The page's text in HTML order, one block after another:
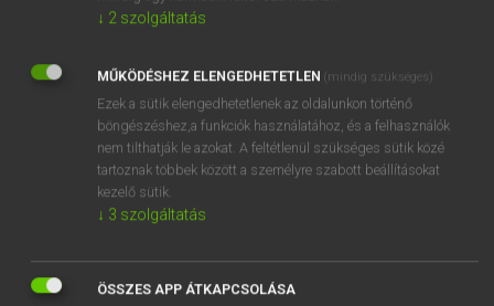
EURÓPAI UNIÓS TERMINOLÓGIAI SZÓTÁR
Kapcsolódó anyagok
felügyelő szakember
felügyelt terület
↓ 2 szolgáltatás
MŰKÖDÉSHEZ ELENGEDHETETLEN (mindig szükséges)
Ezek a sütik elengedhetetlenek az oldalunkon történő
böngészéshez,a funkciók használatához, és a felhasználók
nem tilthatják le azokat. A feltétlenül szükséges sütik közé
tartoznak többek között a személyre szabott beállításokat
kezelő sütik.
↓ 3 szolgáltatás
ÖSSZES APP ÁTKAPCSOLÁSA